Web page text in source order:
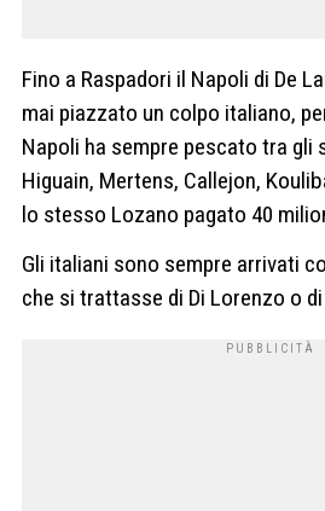
Fino a Raspadori il Napoli di De
mai piazzato un colpo italiano,
Napoli ha sempre pescato tra gli
Higuain, Mertens, Callejon,
lo stesso Lozano pagato 40
Gli italiani sono sempre arrivati
che si trattasse di Di Lorenzo o